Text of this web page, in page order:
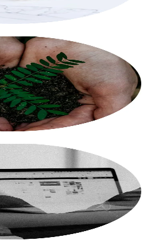
한 비즈니스 관행을 실천하며 모
을 다하기 위해 노력하고 있습니
강력한 현지화를 자랑하며 프리
류 제조에 강점을 가지고 있습니